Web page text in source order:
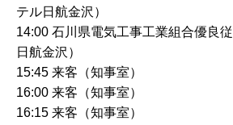
テル日航金沢）
14:00 石川県電気工事工業組合優良
日航金沢）
15:45 来客（知事室）
16:00 来客（知事室）
16:15 来客（知事室）